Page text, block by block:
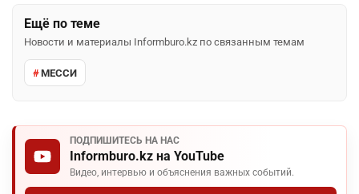
Ещё по теме
Новости и материалы Informburo.kz по связанным темам
МЕССИ
ПОДПИШИТЕСЬ НА НАС
Informburo.kz на YouTube
Видео, интервью и объяснения важных событий.